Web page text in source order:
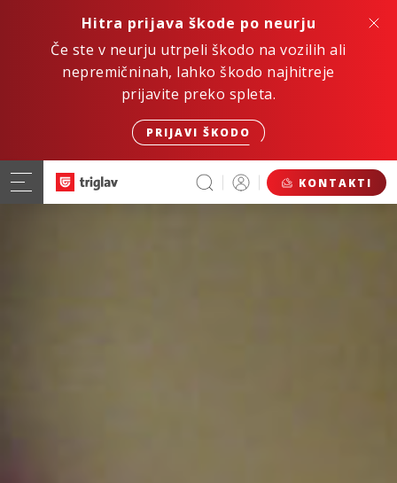
Hitra prijava škode po neurju
Če ste v neurju utrpeli škodo na vozilih ali
nepremičninah, lahko škodo najhitreje
prijavite preko spleta.
PRIJAVI ŠKODO
KONTAKTI